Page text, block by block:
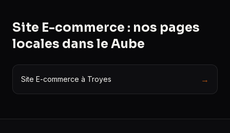
Site E-commerce : nos pages
locales dans le Aube
Site E-commerce à Troyes →